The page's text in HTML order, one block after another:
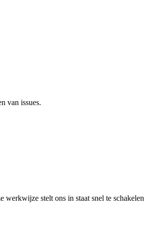
van issues.
werkwijze stelt ons in staat snel te schakelen